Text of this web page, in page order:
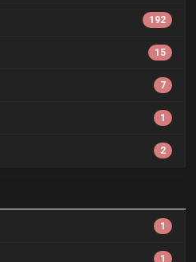
192
15
7
1
2
1
1